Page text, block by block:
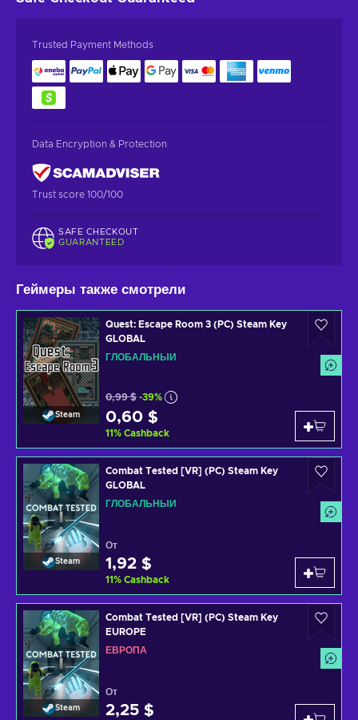
Trusted Payment Methods
Data Encryption & Protection
Trust score 100/100
SAFE CHECKOUT
GUARANTEED
Геймеры также смотрели
Steam
Quest: Escape Room 3 (PC) Steam Key
GLOBAL
ГЛОБАЛЬНЫЙ
0,99 $ -39%
0,60 $
11% Cashback
Steam
Combat Tested [VR] (PC) Steam Key
GLOBAL
ГЛОБАЛЬНЫЙ
От
1,92 $
11% Cashback
Steam
Combat Tested [VR] (PC) Steam Key
EUROPE
ЕВРОПА
От
2,25 $